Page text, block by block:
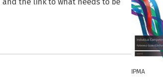
IPMA